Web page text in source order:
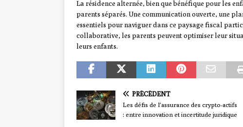
La résidence alternée, bien que bénéfique pour les
parents séparés. Une communication ouverte, une
essentiels pour naviguer dans ce paysage fiscal
collaborative, les parents peuvent optimiser leur
leurs enfants.
PRÉCÉDENT
Les défis de l’assurance des crypto-actifs
: entre innovation et incertitude juridique